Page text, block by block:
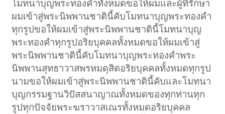
โมทนาบุญพระทองคำทั้งหมดขอให้ผมและผู้ที่รักษา
ผมเข้าสู่พระนิพพานชาตินี้คับโมทนาบุญพระทองคำ
ทุกรูปขอให้ผมเข้าสู่พระนิพพานชาตินี้โมทนาบุญ
พระทองคำทุกรูปอริยบุคคลทั้งหมดขอให้ผมเข้าสู่
พระนิพพานชาตินี้คับโมทนาบุญพระทองคำพระ
นิพพานสุทธาวาสพรหมดุสิตอริยบุคคลทั้งหมดทุกรูป
นามขอให้ผมเข้าสู่พระนิพพานชาตินี้คับและโมทนา
บุญกรรมฐานวิปัสสนาญาณทั้งหมดของทุกท่านทุก
รูปทุกปัจจัยพระฆราวาสเณรทั้งหมดอริยบุคคล